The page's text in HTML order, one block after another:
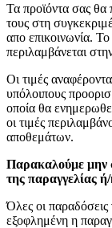
Τα προϊόντα σας θα
τους στη
απο επικοινωνία.
περιλαμβάνεται
Οι τιμές
υπόλοιπους
οποία θα
οι τιμές
αποθεμάτων.
Παρακαλούμε μην
της παραγγελίας
Όλες οι παραδόσεις
εξοφλημένη η